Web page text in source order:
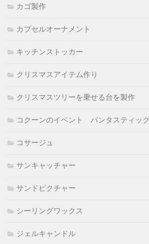
カゴ製作
カプセルオーナメント
キッチンストッカー
クリスマスアイテム作り
クリスマスツリーを乗せる台を製作
コクーンのイベント パンタスティック
コサージュ
サンキャッチャー
サンドピクチャー
シーリングワックス
ジェルキャンドル